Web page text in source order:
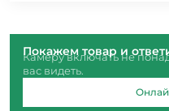
Покажем товар и
Камеру включать не
вас видеть.